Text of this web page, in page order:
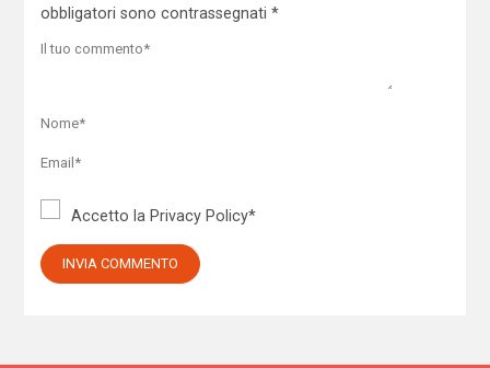
obbligatori sono contrassegnati *
Accetto la Privacy Policy*